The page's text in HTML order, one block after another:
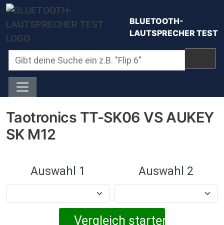
Direkt zum Inhalt
BLUETOOTH-
LAUTSPRECHER TEST
Taotronics TT-SK06 VS AUKEY
SK M12
Auswahl 1 Auswahl 2